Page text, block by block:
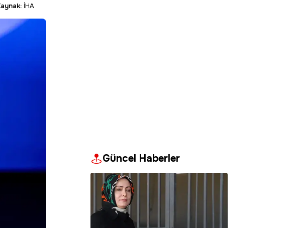
İHA
Güncel Haberler